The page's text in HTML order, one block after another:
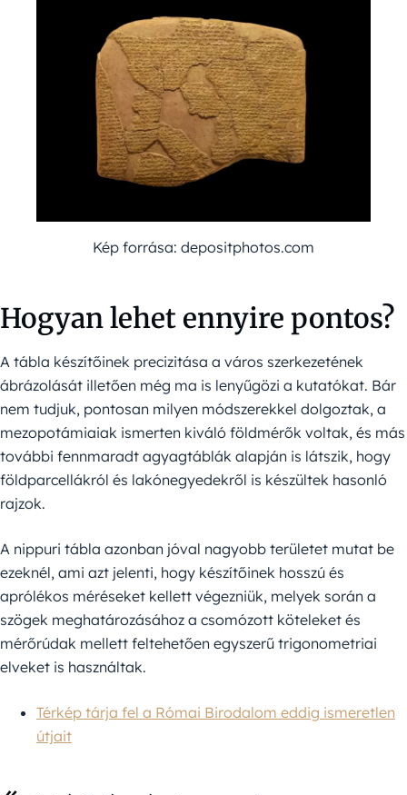
Kép forrása: depositphotos.com
Hogyan lehet ennyire pontos?
A tábla készítőinek precizitása a város szerkezetének
ábrázolását illetően még ma is lenyűgözi a kutatókat. Bár
nem tudjuk, pontosan milyen módszerekkel dolgoztak, a
mezopotámiaiak ismerten kiváló földmérők voltak, és más
további fennmaradt agyagtáblák alapján is látszik, hogy
földparcellákról és lakónegyedekről is készültek hasonló
rajzok.
A nippuri tábla azonban jóval nagyobb területet mutat be
ezeknél, ami azt jelenti, hogy készítőinek hosszú és
aprólékos méréseket kellett végezniük, melyek során a
szögek meghatározásához a csomózott köteleket és
mérőrúdak mellett feltehetően egyszerű trigonometriai
elveket is használtak.
Térkép tárja fel a Római Birodalom eddig ismeretlen
útjait